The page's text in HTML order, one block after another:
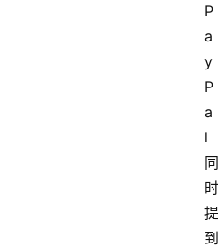
P
a
y
P
a
l
同
时
提
到